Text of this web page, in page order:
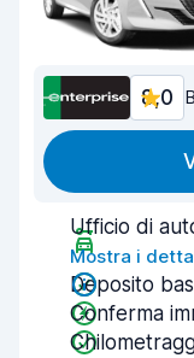
8,0
Ufficio di
Mostra i
Deposito
Conferma